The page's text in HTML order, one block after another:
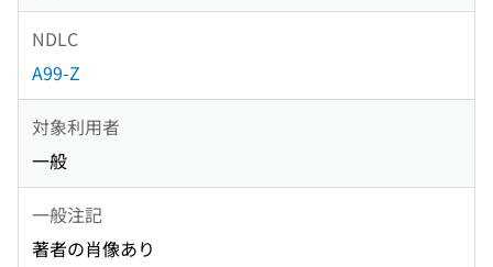
NDLC
A99-Z
対象利用者
一般
一般注記
著者の肖像あり